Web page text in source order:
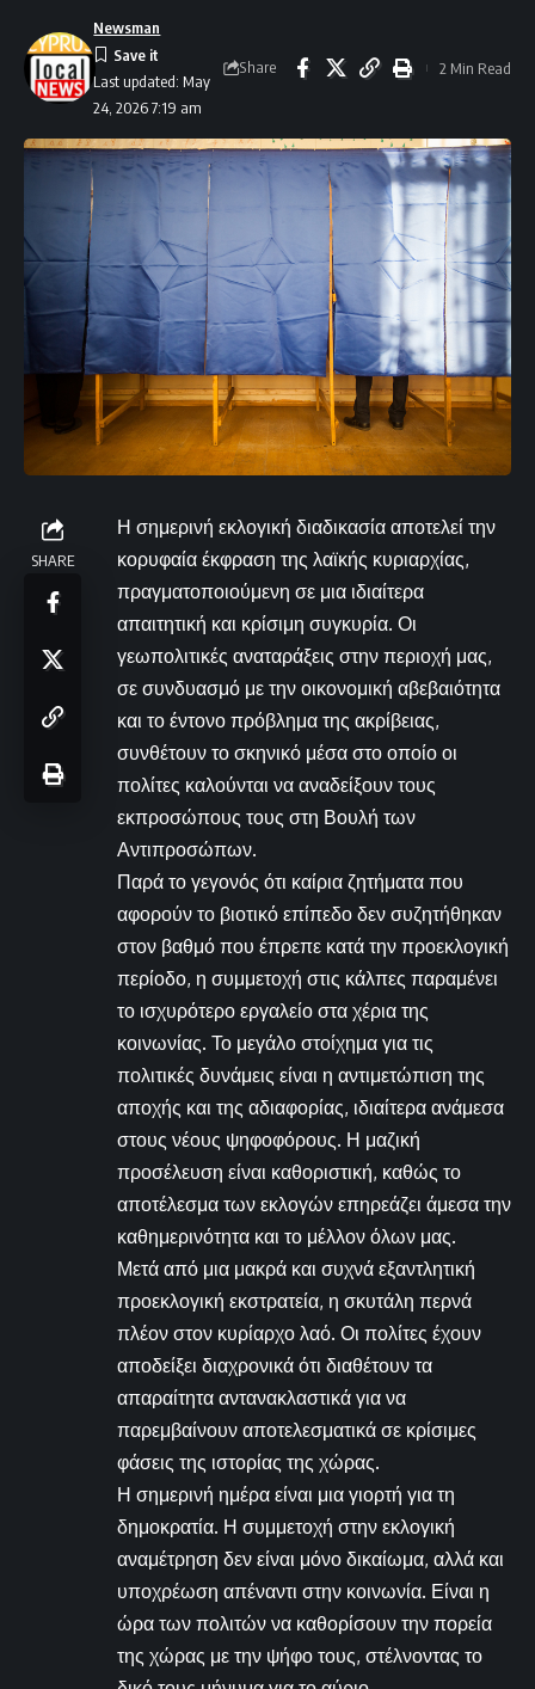
Last updated: May
24, 2026 7:19 am
Newsman
Share 2 Min Read
SHARE
Η σημερινή εκλογική διαδικασία αποτελεί την
κορυφαία έκφραση της λαϊκής κυριαρχίας,
πραγματοποιούμενη σε μια ιδιαίτερα
απαιτητική και κρίσιμη συγκυρία. Οι
γεωπολιτικές αναταράξεις στην περιοχή μας,
σε συνδυασμό με την οικονομική αβεβαιότητα
και το έντονο πρόβλημα της ακρίβειας,
συνθέτουν το σκηνικό μέσα στο οποίο οι
πολίτες καλούνται να αναδείξουν τους
εκπροσώπους τους στη Βουλή των
Αντιπροσώπων.
Παρά το γεγονός ότι καίρια ζητήματα που
αφορούν το βιοτικό επίπεδο δεν συζητήθηκαν
στον βαθμό που έπρεπε κατά την προεκλογική
περίοδο, η συμμετοχή στις κάλπες παραμένει
το ισχυρότερο εργαλείο στα χέρια της
κοινωνίας. Το μεγάλο στοίχημα για τις
πολιτικές δυνάμεις είναι η αντιμετώπιση της
αποχής και της αδιαφορίας, ιδιαίτερα ανάμεσα
στους νέους ψηφοφόρους. Η μαζική
προσέλευση είναι καθοριστική, καθώς το
αποτέλεσμα των εκλογών επηρεάζει άμεσα την
καθημερινότητα και το μέλλον όλων μας.
Μετά από μια μακρά και συχνά εξαντλητική
προεκλογική εκστρατεία, η σκυτάλη περνά
πλέον στον κυρίαρχο λαό. Οι πολίτες έχουν
αποδείξει διαχρονικά ότι διαθέτουν τα
απαραίτητα αντανακλαστικά για να
παρεμβαίνουν αποτελεσματικά σε κρίσιμες
φάσεις της ιστορίας της χώρας.
Η σημερινή ημέρα είναι μια γιορτή για τη
δημοκρατία. Η συμμετοχή στην εκλογική
αναμέτρηση δεν είναι μόνο δικαίωμα, αλλά και
υποχρέωση απέναντι στην κοινωνία. Είναι η
ώρα των πολιτών να καθορίσουν την πορεία
της χώρας με την ψήφο τους, στέλνοντας το